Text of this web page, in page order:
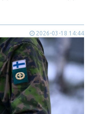
2026-03-18 14:44